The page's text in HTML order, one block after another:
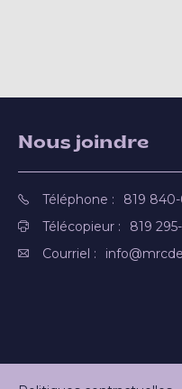
Nous joindre
Téléphone :
819
Télécopieur :
819
Courriel :